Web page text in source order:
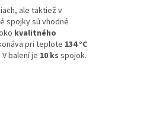
ale taktiež v
spojky sú vhodné
kvalitného
pri teplote 134 °C
V balení je 10 ks spojok.